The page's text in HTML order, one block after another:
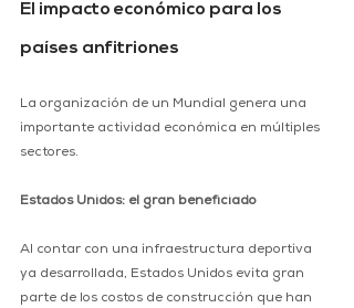
El impacto económico para los
países anfitriones
La organización de un Mundial genera una
importante actividad económica en múltiples
sectores.
Estados Unidos: el gran beneficiado
Al contar con una infraestructura deportiva
ya desarrollada, Estados Unidos evita gran
parte de los costos de construcción que han